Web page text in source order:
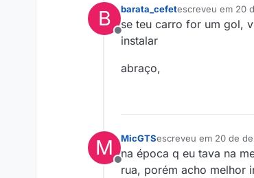
B
Offline
barata_cefetescreveu em 20
última edição por
se teu carro for um gol,
instalar
abraço,
M
Offline
MicGTSescreveu em 20 de
última edição por
na época q eu tava na
rua, porém acho melhor